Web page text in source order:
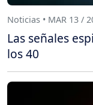
Noticias • MAR 13 /
Las señales
los 40